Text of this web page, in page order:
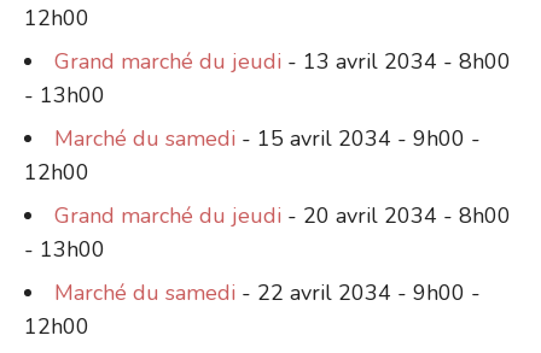
12h00
Grand marché du jeudi - 13 avril 2034 - 8h00
- 13h00
Marché du samedi - 15 avril 2034 - 9h00 -
12h00
Grand marché du jeudi - 20 avril 2034 - 8h00
- 13h00
Marché du samedi - 22 avril 2034 - 9h00 -
12h00